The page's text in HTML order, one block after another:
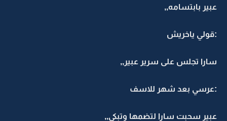
عبير بابتسامه,,
:قولي ياخريش
سارا تجلس على سرير عبير,,
:عرسي بعد شهر للاسف
عبير سحبت سارا لتضمها وتبكي,,